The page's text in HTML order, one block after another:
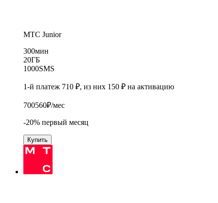
МТС Junior
300мин
20ГБ
1000SMS
1-й платеж 710 ₽, из них 150 ₽ на активацию
700560₽/мес
-20% первый месяц
Купить